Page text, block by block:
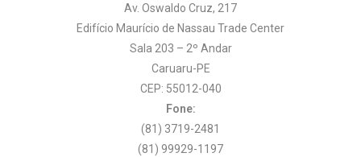
Av. Oswaldo Cruz, 217
Edifício Maurício de Nassau Trade Center
Sala 203 – 2º Andar
Caruaru-PE
CEP: 55012-040
Fone:
(81) 3719-2481
(81) 99929-1197